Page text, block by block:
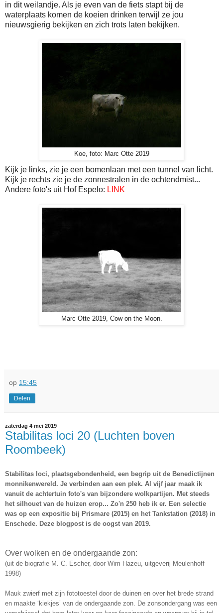
in dit weilandje. Als je even van de fiets stapt bij de
waterplaats komen de koeien drinken terwijl ze jou
nieuwsgierig bekijken en zich trots laten bekijken.
Koe, foto: Marc Otte 2019
Kijk je links, zie je een bomenlaan met een tunnel van licht.
Kijk je rechts zie je de zonnestralen in de ochtendmist...
Andere foto's uit Hof Espelo: LINK
Marc Otte 2019, Cow on the Moon.
op 15:45
Delen
zaterdag 4 mei 2019
Stabilitas loci 20 (Luchten boven
Roombeek)
Stabilitas loci, plaatsgebondenheid, een begrip uit de Benedictijnen
monnikenwereld. Je verbinden aan een plek. Al vijf jaar maak ik
vanuit de achtertuin foto's van bijzondere wolkpartijen. Met steeds
het silhouet van de huizen erop... Zo'n 250 heb ik er. Een selectie
was op een expositie bij Prismare (2015) en het Tankstation (2018) in
Enschede. Deze blogpost is de oogst van 2019.
Over wolken en de ondergaande zon:
(uit de biografie M. C. Escher, door Wim Hazeu, uitgeverij Meulenhoff
1998)
Mauk zwierf met zijn fototoestel door de duinen en over het brede strand
en maakte ‘kiekjes’ van de ondergaande zon. De zonsondergang was een